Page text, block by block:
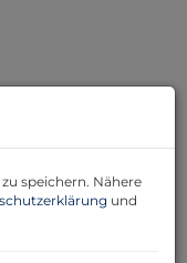
speichern. Nähere
und